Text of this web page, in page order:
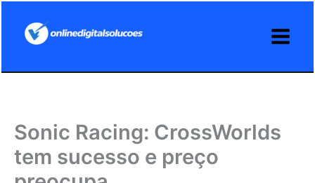
Sonic Racing: CrossWorlds
tem sucesso e preço